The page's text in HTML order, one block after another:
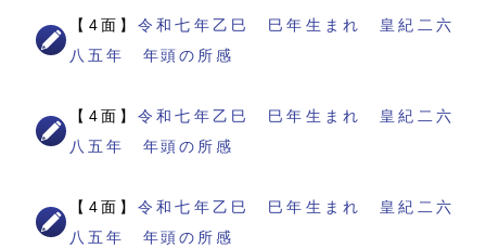
【4面】令和七年乙巳 巳年生まれ 皇紀二六
八五年 年頭の所感
【4面】令和七年乙巳 巳年生まれ 皇紀二六
八五年 年頭の所感
【4面】令和七年乙巳 巳年生まれ 皇紀二六
八五年 年頭の所感